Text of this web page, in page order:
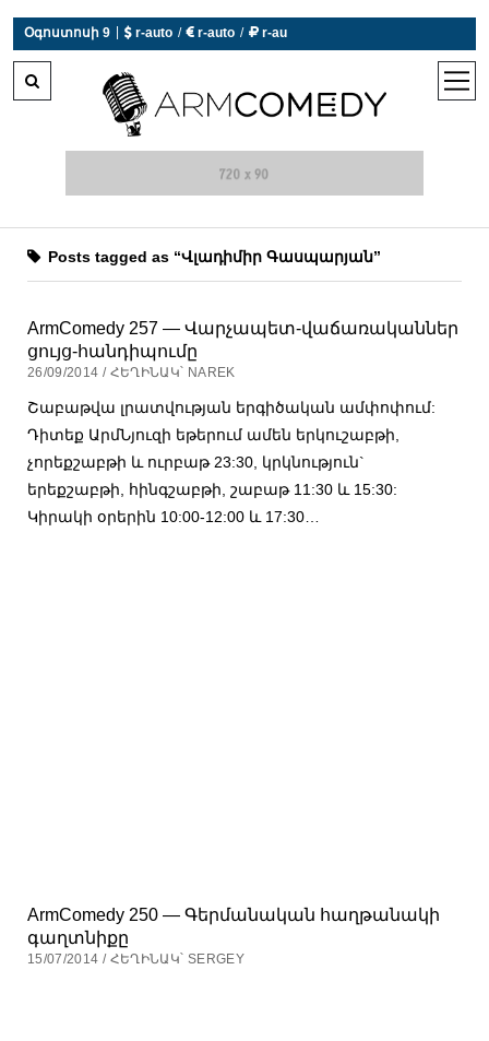
Օգոստոսի 9  r-auto /  r-auto /  r-au
open
Posts tagged as “Վլադիմիր Գասպարյան”
ArmComedy 257 — Վարչապետ-վաճառականներ
ցույց-հանդիպումը
26/09/2014 / ՀԵՂԻՆԱԿ՝ NAREK
Շաբաթվա լրատվության երգիծական ամփոփում:
Դիտեք ԱրմՆյուզի եթերում ամեն երկուշաբթի,
չորեքշաբթի և ուրբաթ 23:30, կրկնություն`
երեքշաբթի, հինգշաբթի, շաբաթ 11:30 և 15:30:
Կիրակի օրերին 10:00-12:00 և 17:30…
ArmComedy 250 — Գերմանական հաղթանակի
գաղտնիքը
15/07/2014 / ՀԵՂԻՆԱԿ՝ SERGEY